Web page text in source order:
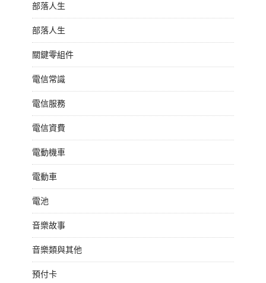
部落人生
部落人生
關鍵零組件
電信常識
電信服務
電信資費
電動機車
電動車
電池
音樂故事
音樂類與其他
預付卡